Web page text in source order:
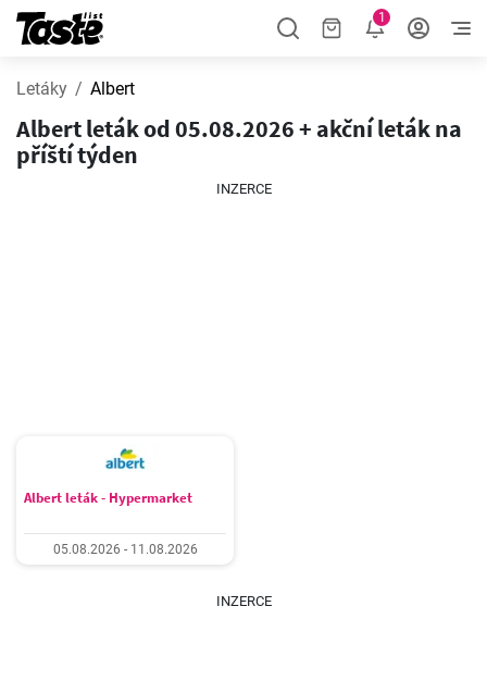
1
Letáky Albert
Albert leták od 05.08.2026 + akční leták na
příští týden
INZERCE
Albert leták - Hypermarket
05.08.2026 - 11.08.2026
INZERCE